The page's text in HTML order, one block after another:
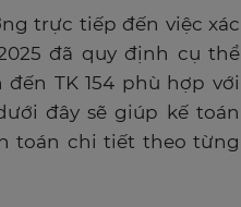
trực tiếp đến việc xác
đã quy định cụ thể
TK 154 phù hợp với
đây sẽ giúp kế toán
toán chi tiết theo từng